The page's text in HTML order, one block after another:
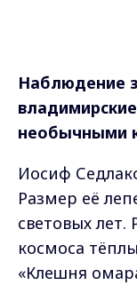
Наблюдение
необычными
Иосиф
Размер её
световых лет.
космоса
«Клешня